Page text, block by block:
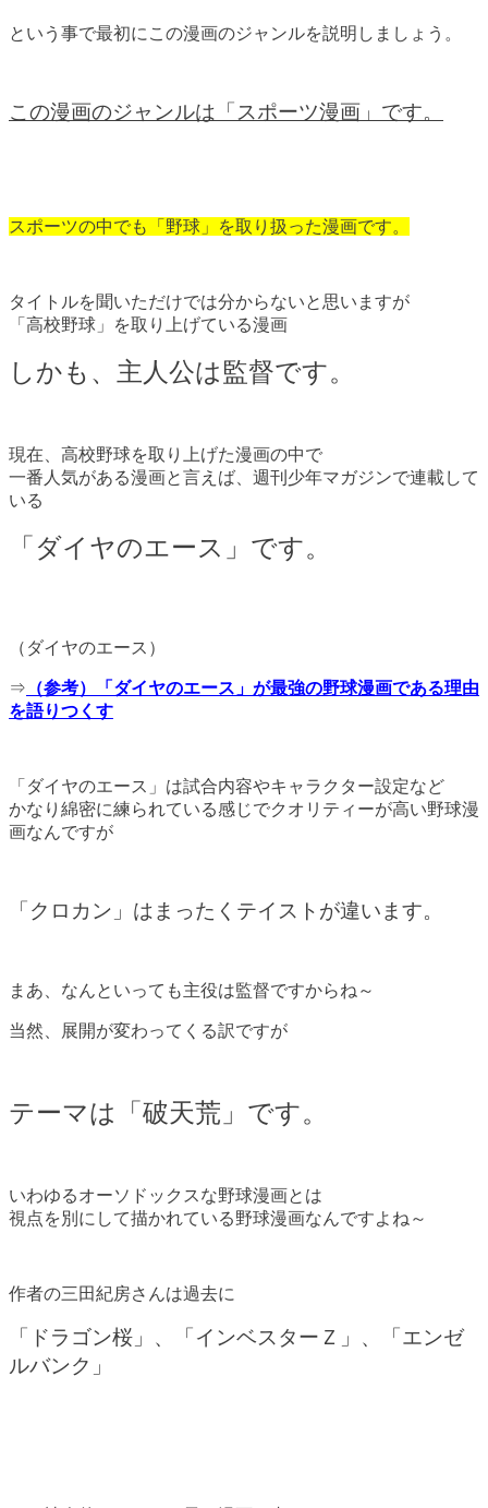
という事で最初にこの漫画のジャンルを説明しましょう。
この漫画のジャンルは「スポーツ漫画」です。
スポーツの中でも「野球」を取り扱った漫画です。
タイトルを聞いただけでは分からないと思いますが
「高校野球」を取り上げている漫画
しかも、主人公は監督です。
現在、高校野球を取り上げた漫画の中で
一番人気がある漫画と言えば、週刊少年マガジンで連載して
いる
「ダイヤのエース」です。
（ダイヤのエース）
⇒ （参考）「ダイヤのエース」が最強の野球漫画である理由
を語りつくす
「ダイヤのエース」は試合内容やキャラクター設定など
かなり綿密に練られている感じでクオリティーが高い野球漫
画なんですが
「クロカン」はまったくテイストが違います。
まあ、なんといっても主役は監督ですからね～
当然、展開が変わってくる訳ですが
テーマは「破天荒」です。
いわゆるオーソドックスな野球漫画とは
視点を別にして描かれている野球漫画なんですよね～
作者の三田紀房さんは過去に
「ドラゴン桜」、「インベスターＺ」、「エンゼ
ルバンク」